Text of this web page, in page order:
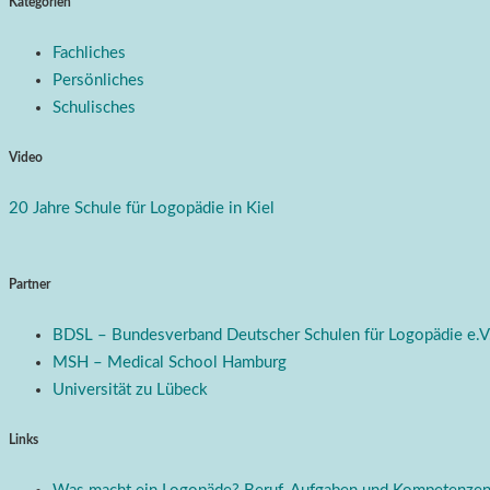
Fachliches
Persönliches
Schulisches
Video
20 Jahre Schule für Logopädie in Kiel
Partner
BDSL – Bundesverband Deutscher Schulen für Logopädie
MSH – Medical School Hamburg
Universität zu Lübeck
Links